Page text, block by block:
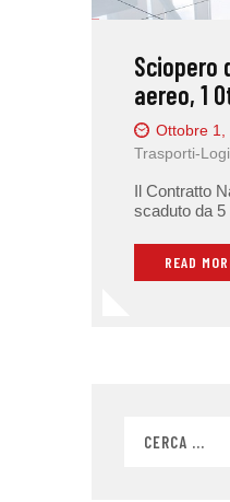
RASSEGNA STAMPA
Sciopero
aereo, 1
Ottobre 1,
Trasporti-
Il Contratto
scaduto da 5
READ